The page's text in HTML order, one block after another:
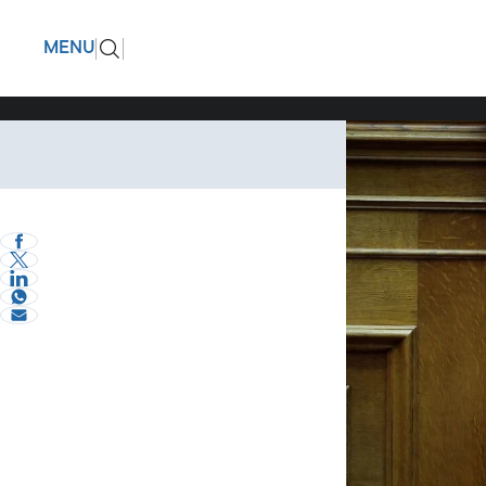
MENU
Ο Υπουργός
πλαίσιο του
eVima Serres Team